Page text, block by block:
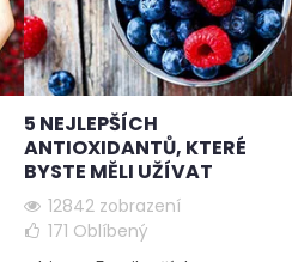
5 NEJLEPŠÍCH
ANTIOXIDANTŮ, KTERÉ
BYSTE MĚLI UŽÍVAT
12842 zobrazení
171 Oblíbený